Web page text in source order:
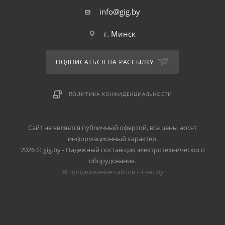
info@gig.by
г. Минск
ПОДПИСАТЬСЯ НА РАССЫЛКУ
ПОЛИТИКА КОНФИДЕНЦИАЛЬНОСТИ
Сайт не является публичный офертой, все цены носят
информационный характер.
2026 © gig.by - Надежный поставщик электротехнического
оборудования.
AI продвижение сайтов - itseo.by